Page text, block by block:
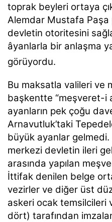
toprak beyleri ortaya
Alemdar Mustafa Paşa
devletin otoritesini
âyanlarla bir anlaşma
görüyordu.
Bu maksatla valileri ve
başkentte “meşveret-i
ayanların pek çoğu
Arnavutluk’taki
büyük ayanlar gelmedi.
merkezi devletin ileri
arasında yapılan
İttifak denilen belge
vezirler ve diğer üst
askeri ocak temsilcileri
dört) tarafından